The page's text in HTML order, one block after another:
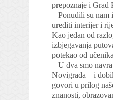
prepoznaje i Grad
– Ponudili su nam
urediti interijer i
Kao jedan od
izbjegavanja
potekao od
– U dva smo
Novigrada – i
govori u prilog
znanosti,